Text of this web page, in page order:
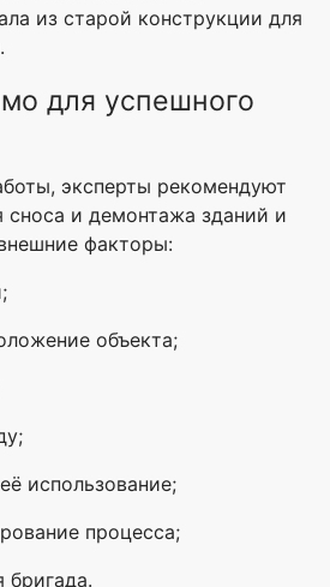
из старой конструкции для
для успешного
эксперты рекомендуют
сноса и демонтажа зданий и
факторы:
объекта;
использование;
процесса;
бригада.